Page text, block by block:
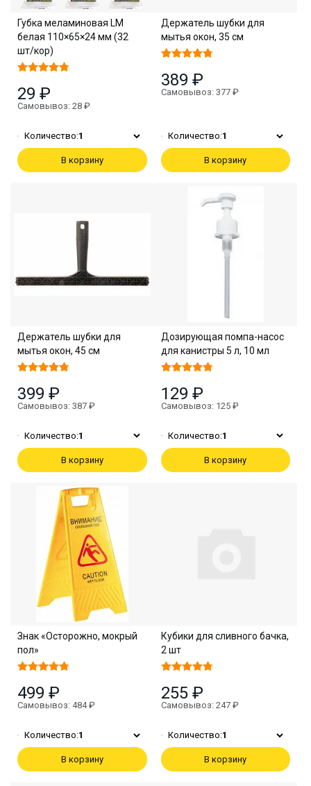
Губка меламиновая LM
белая 110×65×24 мм (32
шт/кор)
29 ₽
Самовывоз: 28 ₽
Количество:1
В корзину
Держатель шубки для
мытья окон, 35 см
389 ₽
Самовывоз: 377 ₽
Количество:1
В корзину
Держатель шубки для
мытья окон, 45 см
399 ₽
Самовывоз: 387 ₽
Количество:1
В корзину
Дозирующая помпа-насос
для канистры 5 л, 10 мл
129 ₽
Самовывоз: 125 ₽
Количество:1
В корзину
Знак «Осторожно, мокрый
пол»
499 ₽
Самовывоз: 484 ₽
Количество:1
В корзину
Кубики для сливного бачка,
2 шт
255 ₽
Самовывоз: 247 ₽
Количество:1
В корзину